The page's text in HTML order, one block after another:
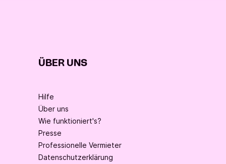
ÜBER UNS
Hilfe
Über uns
Wie funktioniert's?
Presse
Professionelle Vermieter
Datenschutzerklärung